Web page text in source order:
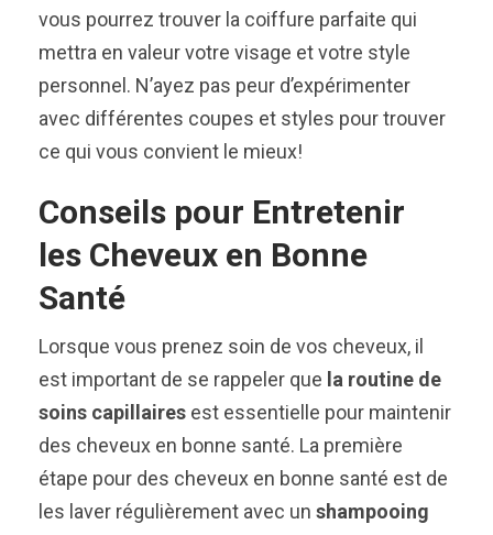
vous pourrez trouver la coiffure parfaite qui
mettra en valeur votre visage et votre style
personnel. N’ayez pas peur d’expérimenter
avec différentes coupes et styles pour trouver
ce qui vous convient le mieux!
Conseils pour Entretenir
les Cheveux en Bonne
Santé
Lorsque vous prenez soin de vos cheveux, il
est important de se rappeler que la routine de
soins capillaires est essentielle pour maintenir
des cheveux en bonne santé. La première
étape pour des cheveux en bonne santé est de
les laver régulièrement avec un shampooing